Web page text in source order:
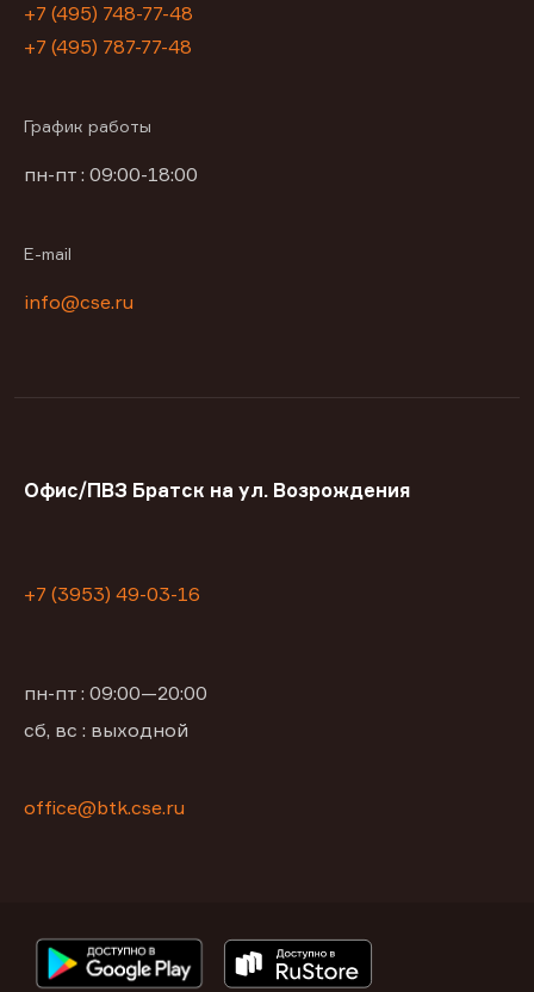
+7 (495) 748-77-48
+7 (495) 787-77-48
График работы
пн-пт : 09:00-18:00
E-mail
info@cse.ru
Офис/ПВЗ Братск на ул. Возрождения
+7 (3953) 49-03-16
пн-пт : 09:00—20:00
сб, вс : выходной
office@btk.cse.ru